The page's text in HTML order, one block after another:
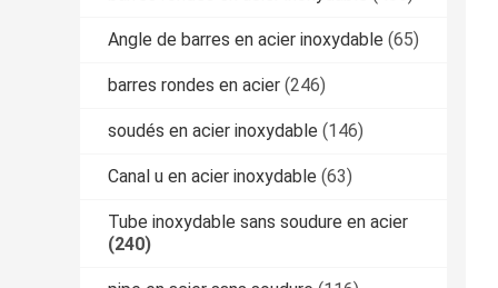
Angle de barres en acier inoxydable (65)
barres rondes en acier (246)
soudés en acier inoxydable (146)
Canal u en acier inoxydable (63)
Tube inoxydable sans soudure en acier
(240)